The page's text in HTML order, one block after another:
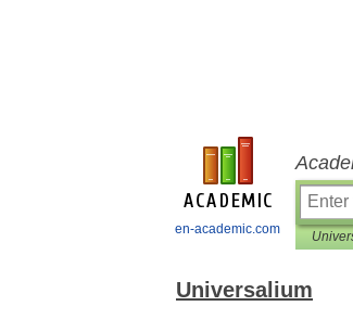
en-academic.com
Universalium